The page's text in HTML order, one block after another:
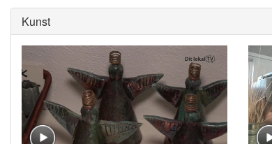
of
seconds
Kunst